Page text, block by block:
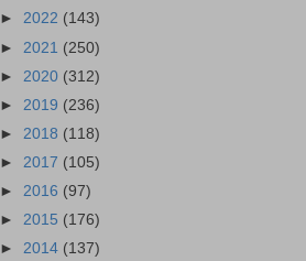
► 2022 (143)
► 2021 (250)
► 2020 (312)
► 2019 (236)
► 2018 (118)
► 2017 (105)
► 2016 (97)
► 2015 (176)
► 2014 (137)